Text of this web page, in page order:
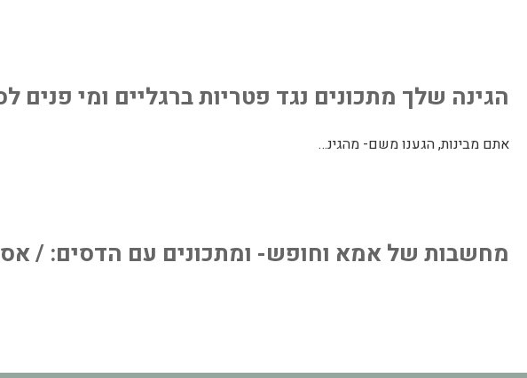
הגינה שלך מתכונים נגד פטריות ברגליים ומי פנים
אתם מבינות, הגענו משם- מהגינ…
מחשבות של אמא וחופש- ומתכונים עם הדסים: /